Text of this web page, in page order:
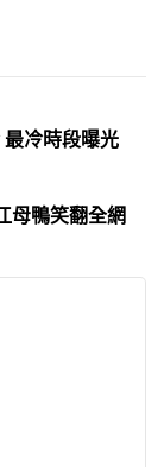
冷時段曝光
母鴨笑翻全網